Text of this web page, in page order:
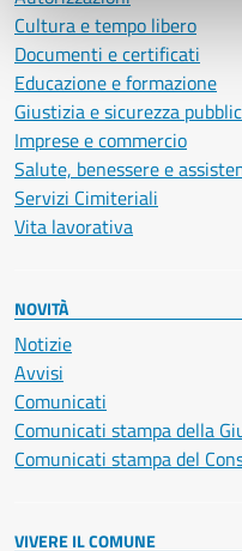
Cultura e tempo libero
Documenti e certificati
Educazione e formazione
Giustizia e sicurezza
Imprese e commercio
Salute, benessere e
Servizi Cimiteriali
Vita lavorativa
NOVITÀ
Notizie
Avvisi
Comunicati
Comunicati stampa della
Comunicati stampa del
VIVERE IL COMUNE